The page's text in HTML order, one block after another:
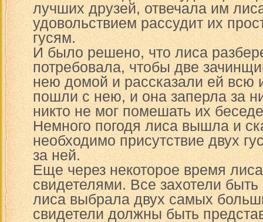
лучших друзей, отвечала им
удовольствием рассудит их
гусям.
И было решено, что лиса
потребовала, чтобы две
нею домой и рассказали ей всю
пошли с нею, и она заперла за
никто не мог помешать их
Немного погодя лиса вышла и
необходимо присутствие двух
за ней.
Еще через некоторое время
свидетелями. Все захотели
лиса выбрала двух самых
свидетели должны быть